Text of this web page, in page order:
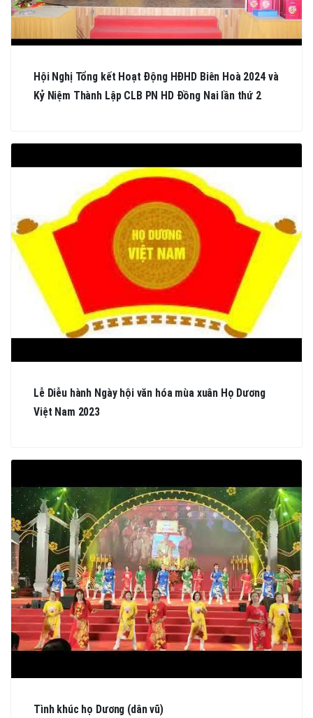
Hội Nghị Tổng kết Hoạt Động HĐHD Biên Hoà 2024 và
Kỷ Niệm Thành Lập CLB PN HD Đồng Nai lần thứ 2
Lễ Diễu hành Ngày hội văn hóa mùa xuân Họ Dương
Việt Nam 2023
Tình khúc họ Dương (dân vũ)